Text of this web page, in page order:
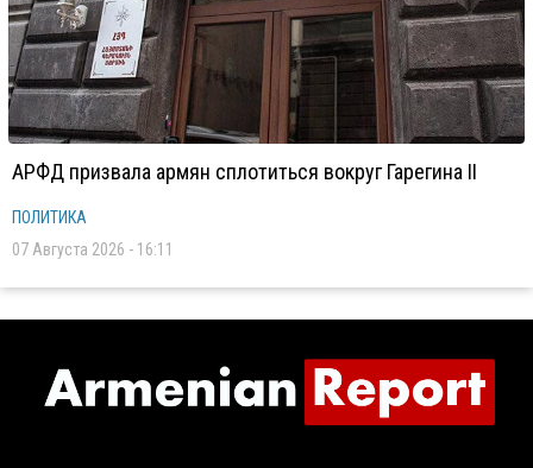
АРФД призвала армян сплотиться вокруг Гарегина II
ПОЛИТИКА
07 Августа 2026 - 16:11